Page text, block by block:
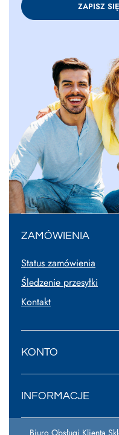
ZAPISZ
ZAMÓWIENIA
Status zamówienia
Śledzenie przesyłki
Kontakt
KONTO
INFORMACJE
Biuro Obsługi Klienta